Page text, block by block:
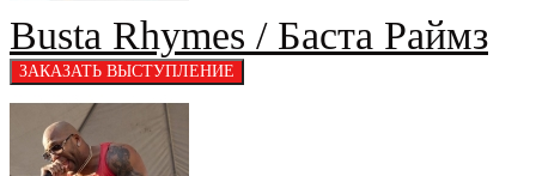
Busta Rhymes / Баста Раймз